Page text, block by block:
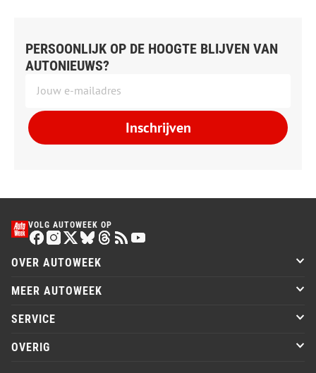
PERSOONLIJK OP DE HOOGTE BLIJVEN VAN
AUTONIEUWS?
Inschrijven
VOLG AUTOWEEK OP
OVER AUTOWEEK
MEER AUTOWEEK
SERVICE
OVERIG